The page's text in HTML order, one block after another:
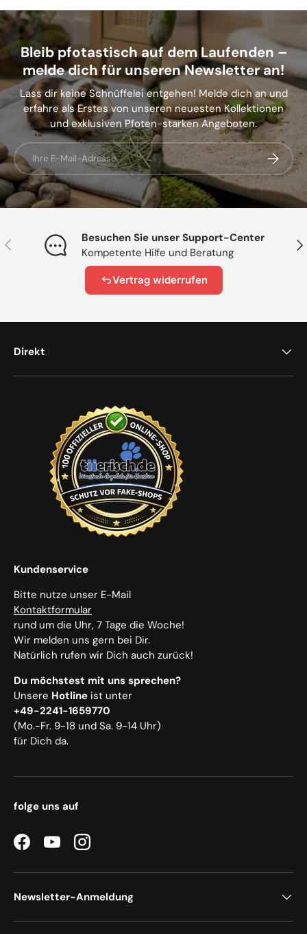
Bleib pfotastisch auf dem Laufenden –
melde dich für unseren Newsletter an!
Lass dir keine Schnüffelei entgehen! Melde dich an und
erfahre als Erstes von unseren neuesten Kollektionen
und exklusiven Pfoten-starken Angeboten.
E-Mail
Vorherige
Besuchen Sie unser Support-Center
Kompetente Hilfe und Beratung
Vertrag widerrufen
Direkt
Kundenservice
Bitte nutze unser E-Mail
Kontaktformular
rund um die Uhr, 7 Tage die Woche!
Wir melden uns gern bei Dir.
Natürlich rufen wir Dich auch zurück!
Du möchstest mit uns sprechen?
Unsere Hotline ist unter
+49-2241-1659770
(Mo.-Fr. 9-18 und Sa. 9-14 Uhr)
für Dich da.
folge uns auf
FacebookYouTubeInstagram
Newsletter-Anmeldung